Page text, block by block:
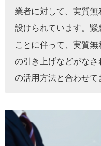
業者に対して、実質
設けられています。
ことに伴って、実質
の引き上げなどがな
の活用方法と合わせて